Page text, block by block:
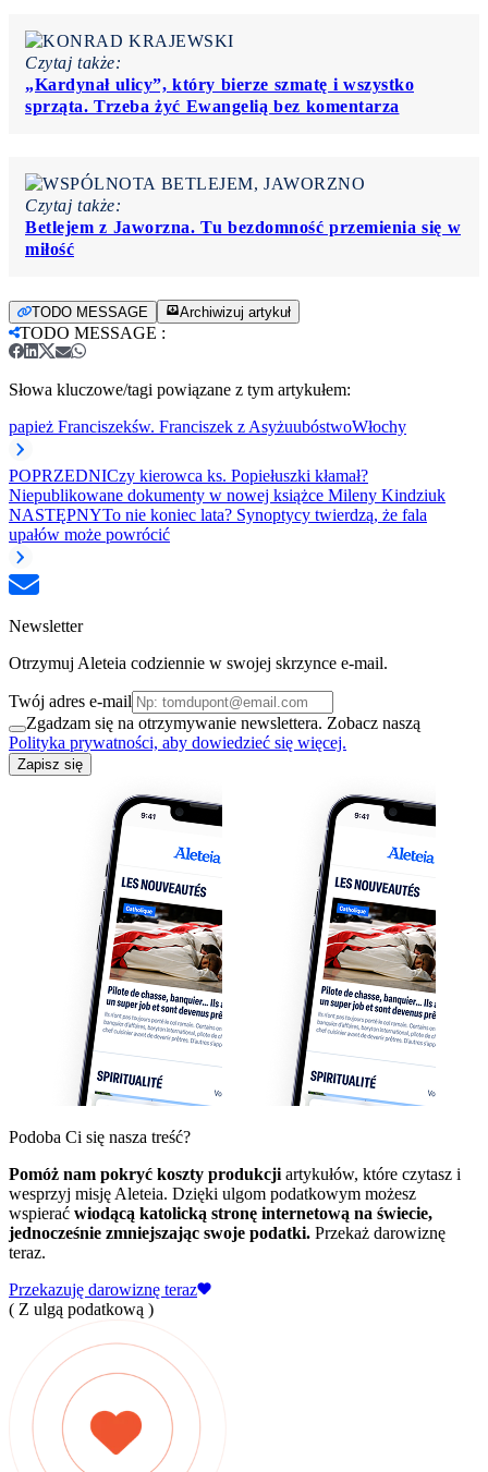
Czytaj także:
„Kardynał ulicy”, który bierze szmatę i wszystko
sprząta. Trzeba żyć Ewangelią bez komentarza
Czytaj także:
Betlejem z Jaworzna. Tu bezdomność przemienia się w
miłość
TODO MESSAGE Archiwizuj artykuł
TODO MESSAGE :
Słowa kluczowe/tagi powiązane z tym artykułem:
papież Franciszekśw. Franciszek z AsyżuubóstwoWłochy
POPRZEDNICzy kierowca ks. Popiełuszki kłamał?
Niepublikowane dokumenty w nowej książce Mileny Kindziuk
NASTĘPNYTo nie koniec lata? Synoptycy twierdzą, że fala
upałów może powrócić
Newsletter
Otrzymuj Aleteia codziennie w swojej skrzynce e-mail.
Twój adres e-mail
Zgadzam się na otrzymywanie newslettera. Zobacz naszą
Polityka prywatności, aby dowiedzieć się więcej.
Zapisz się
Podoba Ci się nasza treść?
Pomóż nam pokryć koszty produkcji artykułów, które czytasz i
wesprzyj misję Aleteia. Dzięki ulgom podatkowym możesz
wspierać wiodącą katolicką stronę internetową na świecie,
jednocześnie zmniejszając swoje podatki. Przekaż darowiznę
teraz.
Przekazuję darowiznę teraz
( Z ulgą podatkową )